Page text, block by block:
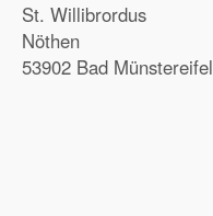
St. Willibrordus
Nöthen
53902 Bad Münstereifel